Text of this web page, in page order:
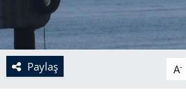
Paylaş A-